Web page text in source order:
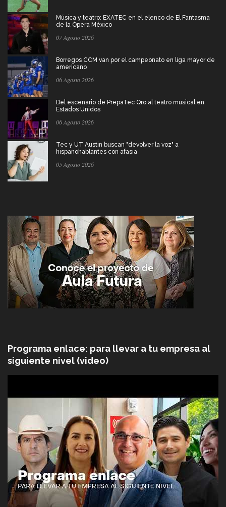
Música y teatro: EXATEC en el elenco de El Fantasma
de la Ópera México
07 Agosto 2026
Borregos CCM van por el campeonato en liga mayor de
americano
06 Agosto 2026
Del escenario de PrepaTec Qro al teatro musical en
Estados Unidos
06 Agosto 2026
Tec y UT Austin buscan "devolver la voz" a
hispanohablantes con afasia
05 Agosto 2026
Programa enlace: para llevar a tu empresa al
siguiente nivel (video)